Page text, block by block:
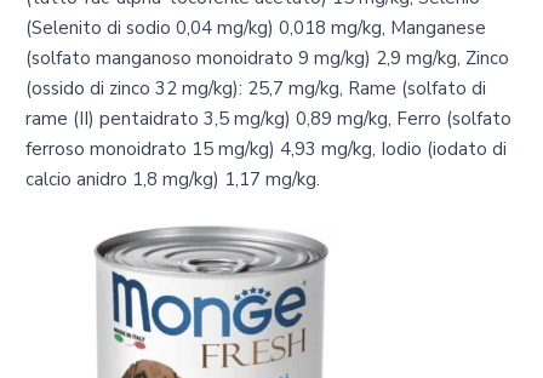
(Selenito di sodio 0,04 mg/kg) 0,018 mg/kg, Manganese
(solfato manganoso monoidrato 9 mg/kg) 2,9 mg/kg, Zinco
(ossido di zinco 32 mg/kg): 25,7 mg/kg, Rame (solfato di
rame (II) pentaidrato 3,5 mg/kg) 0,89 mg/kg, Ferro (solfato
ferroso monoidrato 15 mg/kg) 4,93 mg/kg, Iodio (iodato di
calcio anidro 1,8 mg/kg) 1,17 mg/kg.